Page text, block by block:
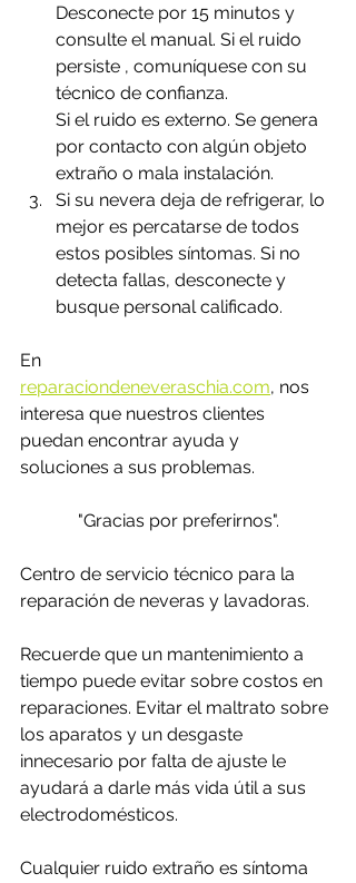
Desconecte por 15 minutos y
consulte el manual. Si el ruido
persiste , comuníquese con su
técnico de confianza.
Si el ruido es externo. Se genera
por contacto con algún objeto
extraño o mala instalación.
Si su nevera deja de refrigerar, lo
mejor es percatarse de todos
estos posibles síntomas. Si no
detecta fallas, desconecte y
busque personal calificado.
En
reparaciondeneveraschia.com, nos
interesa que nuestros clientes
puedan encontrar ayuda y
soluciones a sus problemas.
"Gracias por preferirnos".
Centro de servicio técnico para la
reparación de neveras y lavadoras.
Recuerde que un mantenimiento a
tiempo puede evitar sobre costos en
reparaciones. Evitar el maltrato sobre
los aparatos y un desgaste
innecesario por falta de ajuste le
ayudará a darle más vida útil a sus
electrodomésticos.
Cualquier ruido extraño es síntoma